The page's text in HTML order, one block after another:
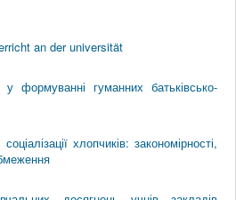
an der universität
у формуванні гуманних батьківсько-
хлопчиків: закономірності,